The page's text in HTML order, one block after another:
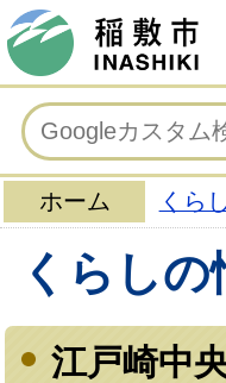
ホーム くら
くらしの
江戸崎中